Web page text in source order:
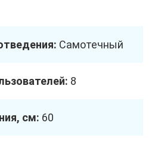
Самотечный
8
см: 60